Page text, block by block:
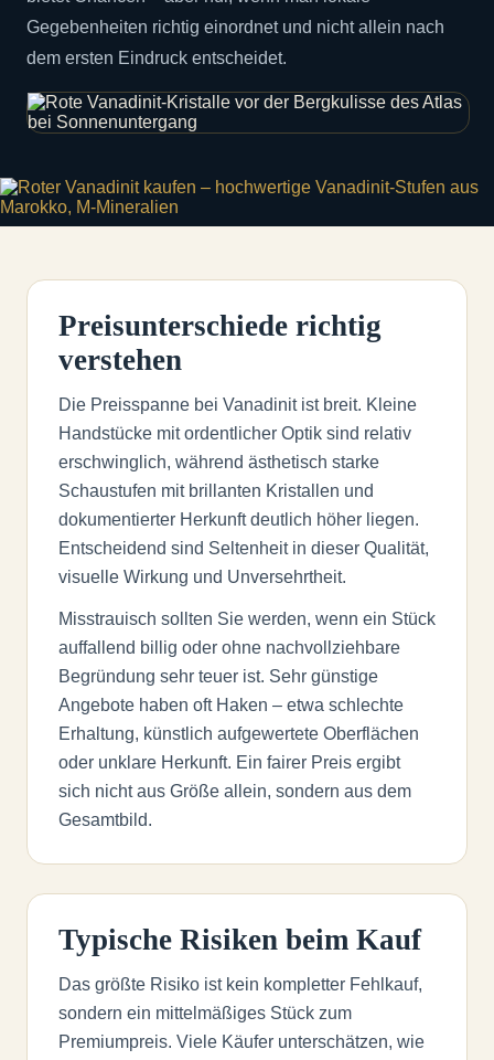
Gegebenheiten richtig einordnet und nicht allein nach
dem ersten Eindruck entscheidet.
Preisunterschiede richtig
verstehen
Die Preisspanne bei Vanadinit ist breit. Kleine
Handstücke mit ordentlicher Optik sind relativ
erschwinglich, während ästhetisch starke
Schaustufen mit brillanten Kristallen und
dokumentierter Herkunft deutlich höher liegen.
Entscheidend sind Seltenheit in dieser Qualität,
visuelle Wirkung und Unversehrtheit.
Misstrauisch sollten Sie werden, wenn ein Stück
auffallend billig oder ohne nachvollziehbare
Begründung sehr teuer ist. Sehr günstige
Angebote haben oft Haken – etwa schlechte
Erhaltung, künstlich aufgewertete Oberflächen
oder unklare Herkunft. Ein fairer Preis ergibt
sich nicht aus Größe allein, sondern aus dem
Gesamtbild.
Typische Risiken beim Kauf
Das größte Risiko ist kein kompletter Fehlkauf,
sondern ein mittelmäßiges Stück zum
Premiumpreis. Viele Käufer unterschätzen, wie